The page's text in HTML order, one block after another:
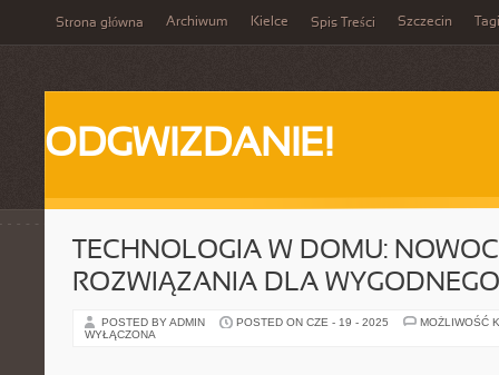
Strona główna Archiwum Kielce Spis Treści Szczecin Tagi
ODGWIZDANIE!
TECHNOLOGIA W DOMU:
ROZWIĄZANIA DLA
POSTED BY ADMIN POSTED ON CZE - 19 - 2025
MOŻLIWOŚĆ
WYŁĄCZONA